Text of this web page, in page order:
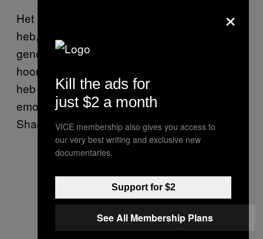
Het liefst een plaat die ik nog nooit gehoord
heb, en waar ik slappe knietjes van krijg. Van
genot dan hè. De eerste keer dat je zo’n plaat
hoort blijft toch altijd gewoon het lekkerst. Ik
heb ze het liefst een beetje stoer, maar wel
emotioneel. Zoals bijvoorbeeld
Shadow.
×
Kill the ads for
just $2 a month
VICE membership also gives you access to
our very best writing and exclusive new
documentaries.
Support for $2
See All Membership Plans